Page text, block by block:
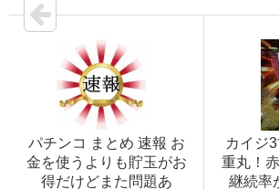
パチンコ まとめ 速報 お
金を使うよりも貯玉がお
得だけどまた問題あ
カイジ
重丸！
継続率